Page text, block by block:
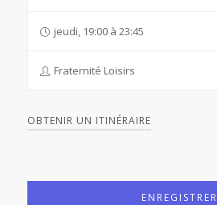
jeudi, 19:00 à 23:45
Fraternité Loisirs
OBTENIR UN ITINÉRAIRE
ENREGISTRER